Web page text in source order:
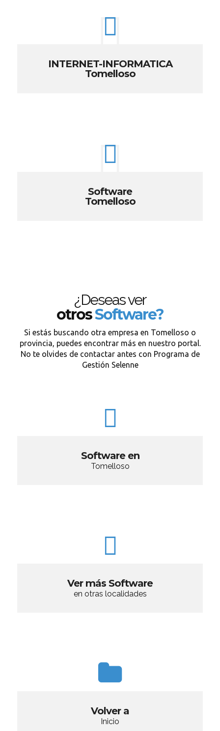
INTERNET-INFORMATICA
Tomelloso
Software
Tomelloso
¿Deseas ver
otrosSoftware?
Si estás buscando otra empresa en Tomelloso o
provincia, puedes encontrar más en nuestro portal.
No te olvides de contactar antes con Programa de
Gestión Selenne
Software en
Tomelloso
Ver más Software
en otras localidades
Volver a
Inicio